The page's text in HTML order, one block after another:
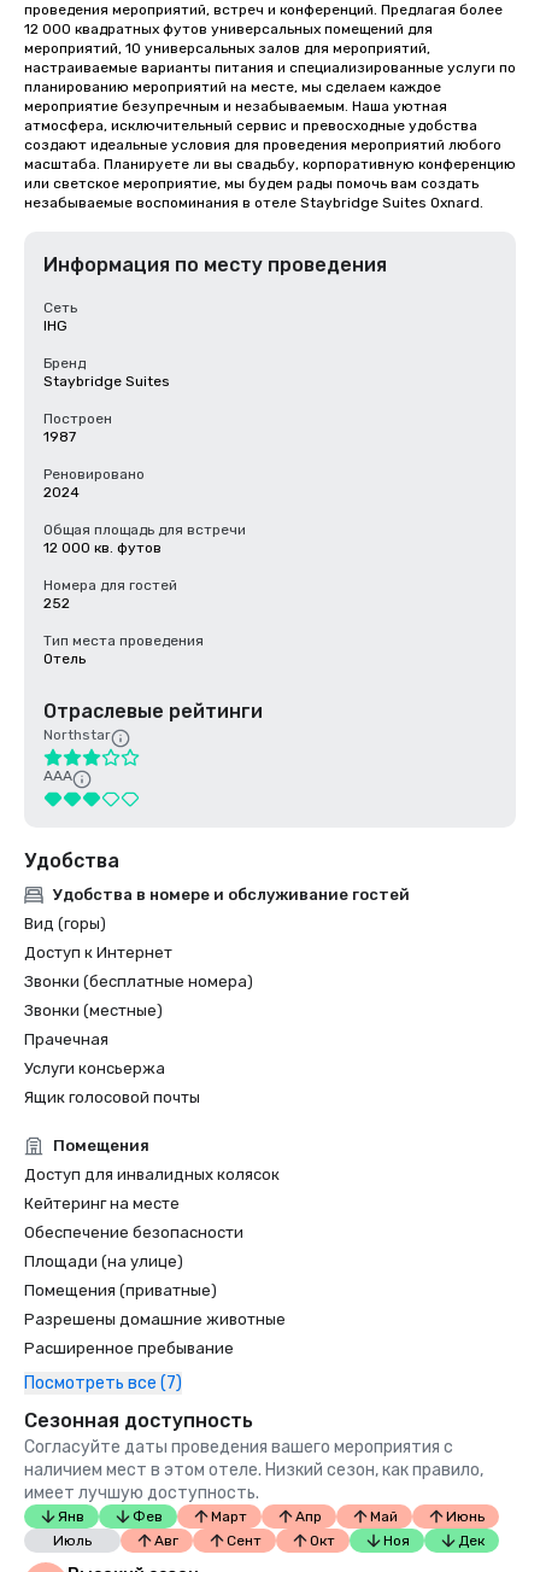
проведения мероприятий, встреч и конференций. Предлагая более
12 000 квадратных футов универсальных помещений для
мероприятий, 10 универсальных залов для мероприятий,
настраиваемые варианты питания и специализированные услуги по
планированию мероприятий на месте, мы сделаем каждое
мероприятие безупречным и незабываемым. Наша уютная
атмосфера, исключительный сервис и превосходные удобства
создают идеальные условия для проведения мероприятий любого
масштаба. Планируете ли вы свадьбу, корпоративную конференцию
или светское мероприятие, мы будем рады помочь вам создать
незабываемые воспоминания в отеле Staybridge Suites Oxnard.
Информация по месту проведения
Сеть
IHG
Бренд
Staybridge Suites
Построен
1987
Реновировано
2024
Общая площадь для встречи
12 000 кв. футов
Номера для гостей
252
Тип места проведения
Отель
Отраслевые рейтинги
Northstar
AAA
Удобства
Удобства в номере и обслуживание гостей
Вид (горы)
Доступ к Интернет
Звонки (бесплатные номера)
Звонки (местные)
Прачечная
Услуги консьержа
Ящик голосовой почты
Помещения
Доступ для инвалидных колясок
Кейтеринг на месте
Обеспечение безопасности
Площади (на улице)
Помещения (приватные)
Разрешены домашние животные
Расширенное пребывание
Посмотреть все (7)
Сезонная доступность
Согласуйте даты проведения вашего мероприятия с
наличием мест в этом отеле. Низкий сезон, как правило,
имеет лучшую доступность.
Янв Фев Март Апр Май
Июнь
Июль
Авг Сент Окт Ноя Дек